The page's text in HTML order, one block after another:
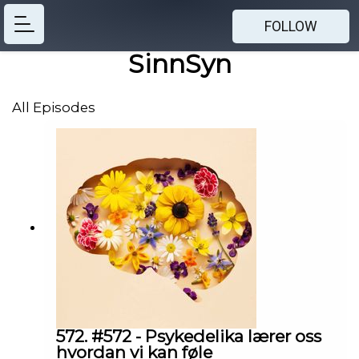
FOLLOW
SinnSyn
All Episodes
572. #572 - Psykedelika lærer oss
hvordan vi kan føle